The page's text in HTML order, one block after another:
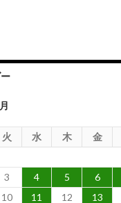
火 水 木 金
3 4 5 6
10 11 12 13